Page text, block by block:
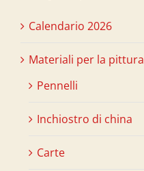
Calendario 2026
Materiali per la pittura
Pennelli
Inchiostro di china
Carte